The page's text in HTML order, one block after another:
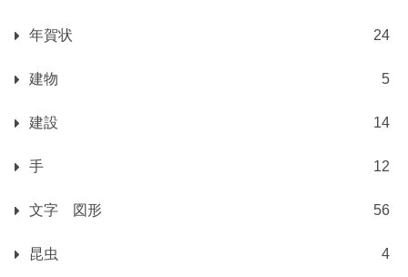
年賀状 24
建物 5
建設 14
手 12
文字 図形 56
昆虫 4